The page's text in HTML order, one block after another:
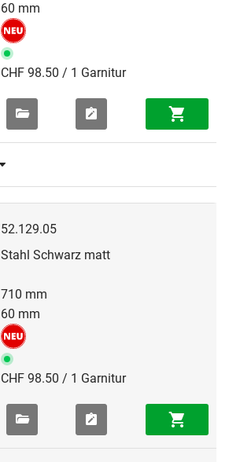
60 mm
CHF 98.50 / 1 Garnitur
52.129.05
Stahl Schwarz matt
710 mm
60 mm
CHF 98.50 / 1 Garnitur